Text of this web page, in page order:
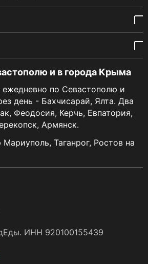
и в города Крыма
по Севастополю и
день - Бахчисарай, Ялта. Два
Феодосия, Керчь, Евпатория,
Армянск.
Таганрог, Ростов на
ИНН 920100155439